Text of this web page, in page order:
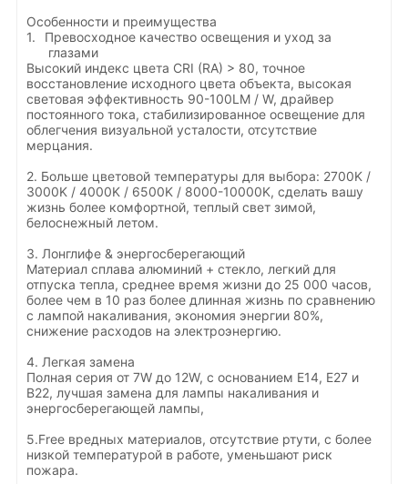
Особенности и преимущества
1.
Превосходное качество освещения и уход за
глазами
Высокий индекс цвета CRI (RA) > 80, точное
восстановление исходного цвета объекта, высокая
световая эффективность 90-100LM / W, драйвер
постоянного тока, стабилизированное освещение для
облегчения визуальной усталости, отсутствие
мерцания.
2. Больше цветовой температуры для выбора: 2700K /
3000K / 4000K / 6500K / 8000-10000K, сделать вашу
жизнь более комфортной, теплый свет зимой,
белоснежный летом.
3. Лонглифе & энергосберегающий
Материал сплава алюминий + стекло, легкий для
отпуска тепла, среднее время жизни до 25 000 часов,
более чем в 10 раз более длинная жизнь по сравнению
с лампой накаливания, экономия энергии 80%,
снижение расходов на электроэнергию.
4. Легкая замена
Полная серия от 7W до 12W, с основанием E14, E27 и
B22, лучшая замена для лампы накаливания и
энергосберегающей лампы,
5.Free вредных материалов, отсутствие ртути, с более
низкой температурой в работе, уменьшают риск
пожара.